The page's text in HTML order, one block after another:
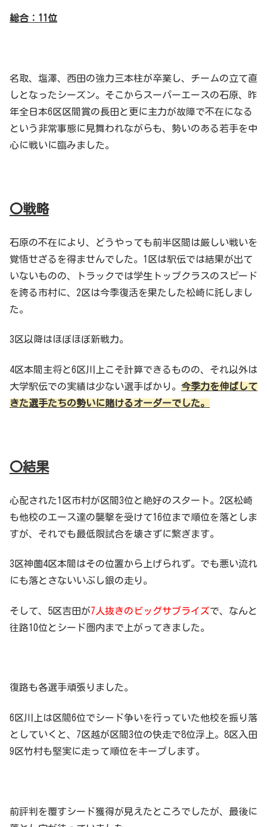
総合：11位
名取、塩澤、西田の強力三本柱が卒業し、チームの立て直
しとなったシーズン。そこからスーパーエースの石原、昨
年全日本6区区間賞の長田と更に主力が故障で不在になる
という非常事態に見舞われながらも、勢いのある若手を中
心に戦いに臨みました。
〇戦略
石原の不在により、どうやっても前半区間は厳しい戦いを
覚悟せざるを得ませんでした。1区は駅伝では結果が出て
いないものの、トラックでは学生トップクラスのスピード
を誇る市村に、2区は今季復活を果たした松崎に託しまし
た。
3区以降はほぼほぼ新戦力。
4区本間主将と6区川上こそ計算できるものの、それ以外は
大学駅伝での実績は少ない選手ばかり。 今季力を伸ばして
きた選手たちの勢いに賭けるオーダーでした。
〇結果
心配された1区市村が区間3位と絶好のスタート。2区松崎
も他校のエース達の襲撃を受けて16位まで順位を落としま
すが、それでも最低限試合を壊さずに繋ぎます。
3区神薗4区本間はその位置から上げられず。でも悪い流れ
にも落とさないいぶし銀の走り。
そして、5区吉田が7人抜きのビッグサプライズで、なんと
往路10位とシード圏内まで上がってきました。
復路も各選手頑張りました。
6区川上は区間6位でシード争いを行っていた他校を振り落
としていくと、7区越が区間3位の快走で8位浮上。8区入田
9区竹村も堅実に走って順位をキープします。
前評判を覆すシード獲得が見えたところでしたが、最後に